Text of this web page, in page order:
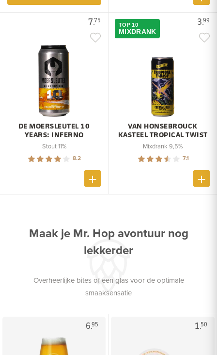
7.75
DE MOERSLEUTEL 10
YEARS: INFERNO
Stout 11%
8.2
3.99
TOP 10
MIXDRANK
VAN HONSEBROUCK
KASTEEL TROPICAL TWIST
Mixdrank 9,5%
7.1
Maak je Mr. Hop avontuur nog
lekkerder
Overheerlijke bites of een glas voor de optimale
smaaksensatie
6.95 1.50